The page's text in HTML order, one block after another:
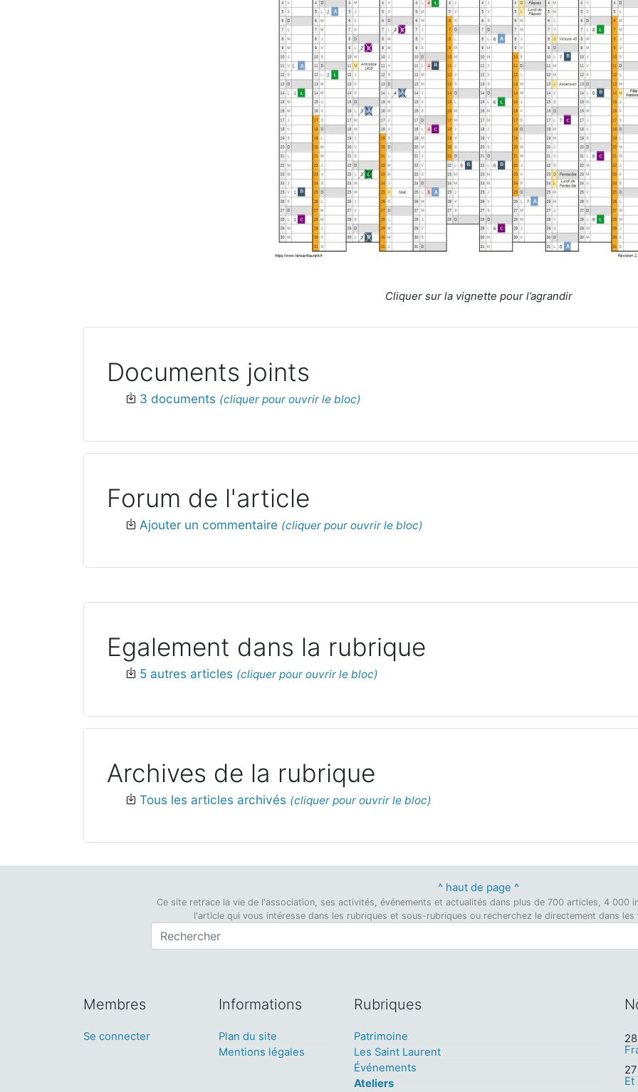
Cliquer sur la vignette pour l’agrandir
Documents joints
3 documents
Forum de l'article
Ajouter un commentaire
Egalement dans la rubrique
5 autres articles
Archives de la rubrique
Tous les articles archivés
^ haut de page ^
Ce site retrace la vie de l'association, ses activités, événements et actualités dans plus de 700 articles, 4 000
l'article qui vous intéresse dans les rubriques et sous-rubriques ou recherchez le directement dans
Membres
Se connecter
Informations
Plan du site
Mentions légales
Rubriques
Patrimoine
Les Saint Laurent
Événements
Ateliers
Et